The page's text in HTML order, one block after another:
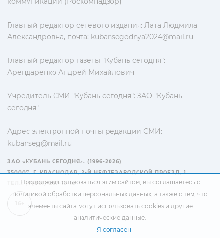
Главный редактор сетевого издания: Лата Людмила
Александровна, почта: kubansegodnya2024@mail.ru
Главный редактор газеты "Кубань сегодня":
Арендаренко Андрей Михайлович
Учредитель СМИ "Кубань сегодня": ЗАО "Кубань
сегодня"
Адрес электронной почты редакции СМИ:
kubanseg@mail.ru
ЗАО «КУБАНЬ СЕГОДНЯ». (1996-2026)
350007, Г. КРАСНОДАР, 2-Й НЕФТЕЗАВОДСКОЙ ПРОЕЗД, 1
ТЕЛ.: +7(861) 267-15-15
Продолжая пользоваться этим сайтом, вы соглашаетесь с
политикой обработки персональных данных, а также с тем, что
элементы сайта могут использовать cookies и другие
аналитические данные.
Я согласен